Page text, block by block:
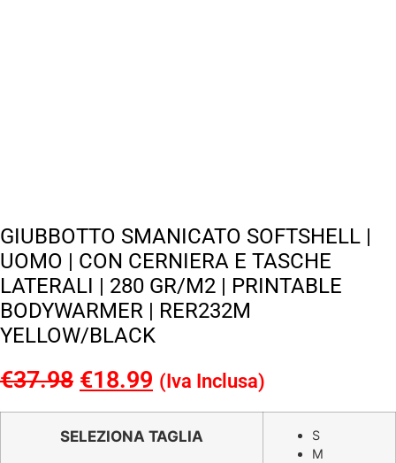
GIUBBOTTO SMANICATO SOFTSHELL |
UOMO | CON CERNIERA E TASCHE
LATERALI | 280 GR/M2 | PRINTABLE
BODYWARMER | RER232M
YELLOW/BLACK
€37.98 Il
prezzo
originale
€18.99 Il
prezzo
attuale
(Iva Inclusa)
SELEZIONA TAGLIA
S
M